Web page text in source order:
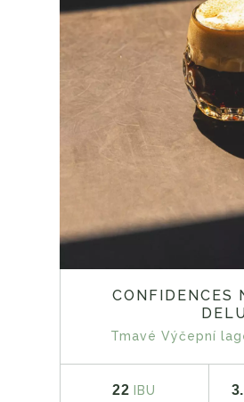
CONFIDENCES
Tmavé Výčepní
22 IBU